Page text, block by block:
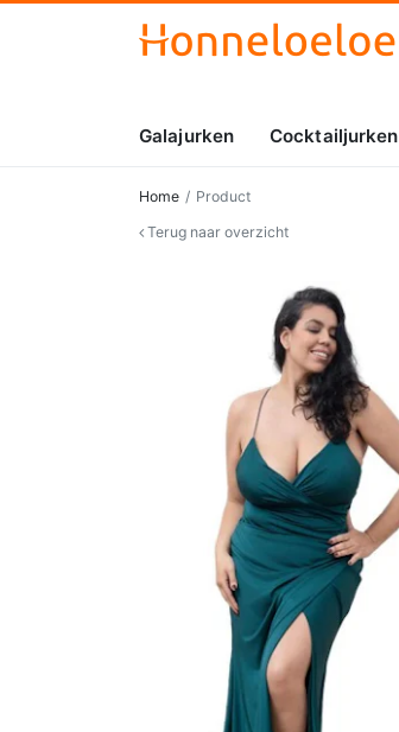
Galajurken Cocktailjurken
Home
Product
Terug naar overzicht